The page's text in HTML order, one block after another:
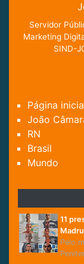
Servidor
Marketing
SIND-
Página
João
RN
Brasil
Mundo
11
Pelo